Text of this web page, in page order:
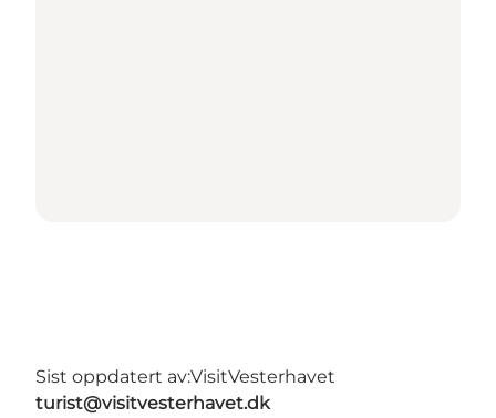
Sist oppdatert av:VisitVesterhavet
turist@visitvesterhavet.dk